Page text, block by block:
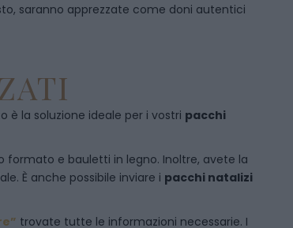
saranno apprezzate come doni autentici
è la soluzione ideale per i vostri pacchi
formato e bauletti in legno. Inoltre, avete la
È anche possibile inviare i pacchi natalizi
trovate tutte le informazioni necessarie. I